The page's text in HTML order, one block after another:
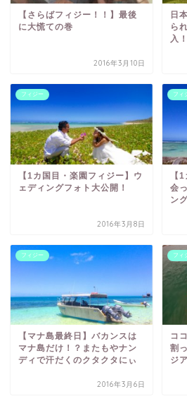
【さらばフィジー！！】最後
に大慌ての巻
2016年3月10日
日
ら
入！
フィジー
【1カ国目・楽園フィジー】ウ
ェディングフォト大公開！
2016年3月8日
フィ
【
会
ン
フィジー
【マナ島最終日】バカンスは
マナ島だけ！？またもやナン
ディで汗だくのクタクタにぃ
2016年3月6日
フィ
コ
割
ジ